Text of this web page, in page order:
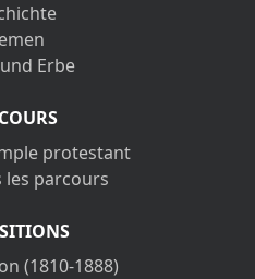
Erbe
protestant
les parcours
(1810-1888)